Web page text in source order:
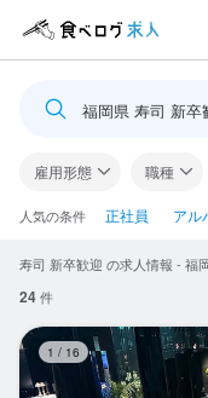
ロ
食べログ求人TOP
求人検索
閲覧履歴
福岡県 寿司 新卒
雇用形態 職種
人気の条件 正社員 アル
寿司 新卒歓迎 の求人情報 - 福
24件
1 / 16